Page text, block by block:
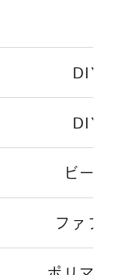
DIY
DIY
ビー
ファブ